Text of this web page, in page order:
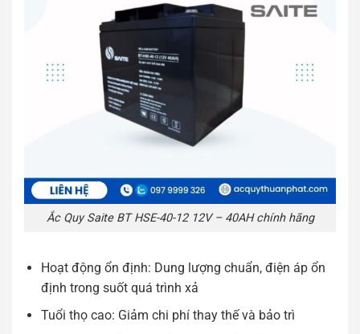
Ắc Quy Saite BT HSE-40-12 12V – 40AH chính hãng
Hoạt động ổn định: Dung lượng chuẩn, điện áp ổn
định trong suốt quá trình xả
Tuổi thọ cao: Giảm chi phí thay thế và bảo trì